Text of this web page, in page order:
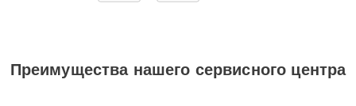
Преимущества нашего сервисного центра